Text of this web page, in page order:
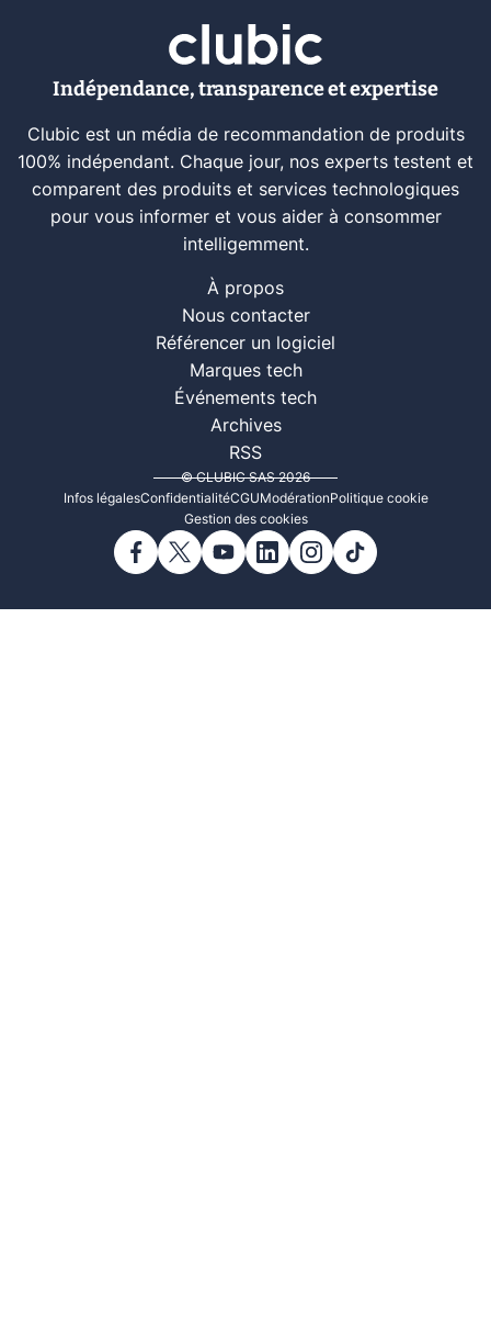
Indépendance, transparence et expertise
Clubic est un média de recommandation de produits
100% indépendant. Chaque jour, nos experts testent et
comparent des produits et services technologiques
pour vous informer et vous aider à consommer
intelligemment.
À propos
Nous contacter
Référencer un logiciel
Marques tech
Événements tech
Archives
RSS
© CLUBIC SAS 2026
Infos légalesConfidentialitéCGUModérationPolitique cookie
Gestion des cookies